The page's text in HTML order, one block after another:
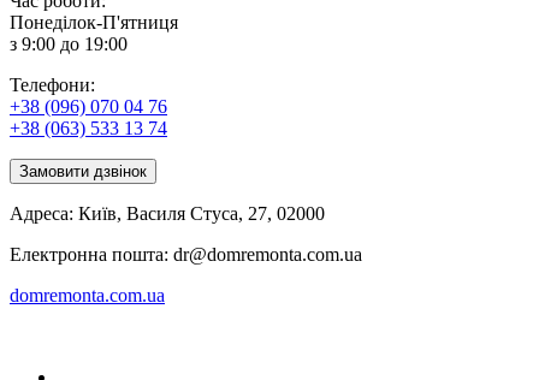
Понеділок-П'ятниця
з 9:00 до 19:00
Телефони:
+38 (096) 070 04 76
+38 (063) 533 13 74
Замовити дзвінок
Адреса: Київ, Василя Стуса, 27, 02000
Електронна пошта: dr@domremonta.com.ua
domremonta.com.ua